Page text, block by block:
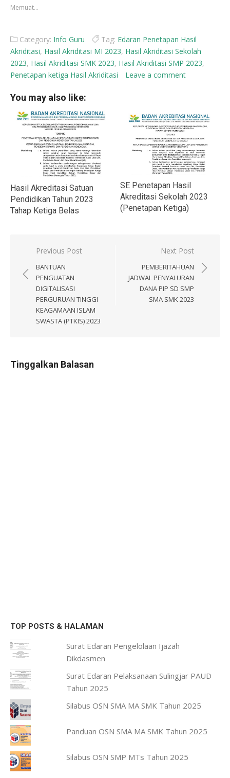
baru)
Memuat...
Category: Info Guru Tag: Edaran Penetapan Hasil
Akriditasi, Hasil Akriditasi MI 2023, Hasil Akriditasi Sekolah
2023, Hasil Akriditasi SMK 2023, Hasil Akriditasi SMP 2023,
Penetapan ketiga Hasil Akriditasi
Leave a comment
You may also like:
Hasil Akreditasi Satuan
Pendidikan Tahun 2023
Tahap Ketiga Belas
SE Penetapan Hasil
Akreditasi Sekolah 2023
(Penetapan Ketiga)
Navigasi
pos
Previous Post
BANTUAN
PENGUATAN
DIGITALISASI
PERGURUAN TINGGI
KEAGAMAAN ISLAM
SWASTA (PTKIS) 2023
Next Post
PEMBERITAHUAN
JADWAL PENYALURAN
DANA PIP SD SMP
SMA SMK 2023
Tinggalkan Balasan
TOP POSTS & HALAMAN
Surat Edaran Pengelolaan Ijazah
Dikdasmen
Surat Edaran Pelaksanaan Sulingjar PAUD
Tahun 2025
Silabus OSN SMA MA SMK Tahun 2025
Panduan OSN SMA MA SMK Tahun 2025
Silabus OSN SMP MTs Tahun 2025